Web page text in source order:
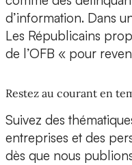
d’information. Dans
Les Républicains
de l’OFB « pour
Restez au courant en
Suivez des
entreprises et des
dès que nous